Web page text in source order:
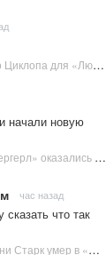
Marvel выбрали нового Циклопа для «Людей Икс» | Plugged In Ru
начали новую
Итоговые сборы «Супергерл» оказались худшими для DC за два десятилетия | Plugged In Ru
час назад
что так
Объяснено, почему Тони Старк умер в «Мстителях: Финал» вместо Стива Роджерса